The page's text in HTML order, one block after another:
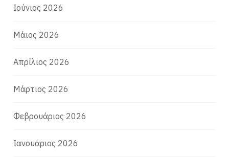
Ιούνιος 2026
Μάιος 2026
Απρίλιος 2026
Μάρτιος 2026
Φεβρουάριος 2026
Ιανουάριος 2026